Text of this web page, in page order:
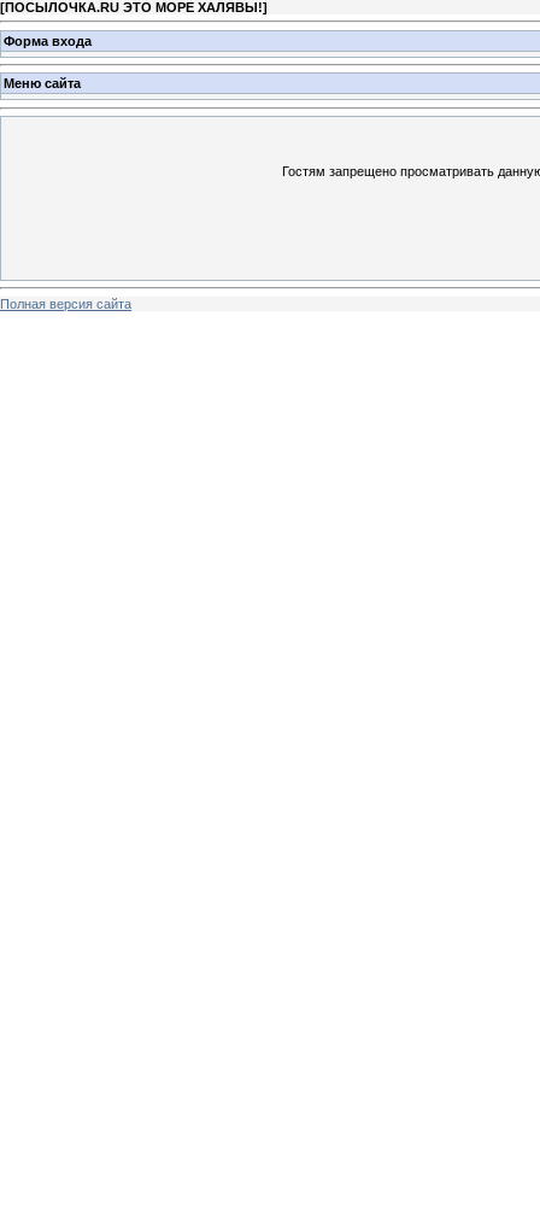
[ПОСЫЛОЧКА.RU ЭТО МОРЕ ХАЛЯВЫ!]
Форма входа
Меню сайта
Гостям запрещено просматривать
Полная версия сайта